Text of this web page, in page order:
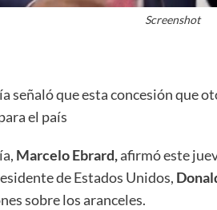
Screenshot
señaló que esta concesión que
el país
Marcelo Ebrard,afirmó este
de Estados Unidos,
sobre los aranceles.